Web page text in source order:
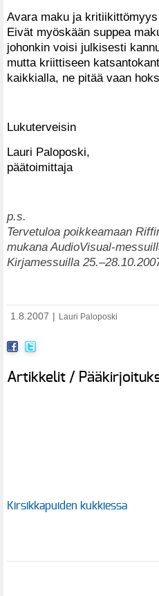
Avara maku ja
Eivät myöskään suppea
johonkin voisi julkisesti
mutta kriittiseen
kaikkialla, ne pitää vaan
Lukuterveisin
Lauri Paloposki,
päätoimittaja
p.s.
Tervetuloa poikkeamaan
mukana AudioVisual-
Kirjamessuilla
1.8.2007 | Lauri Paloposki
Artikkelit /
Kirsikkapuiden kukkiessa